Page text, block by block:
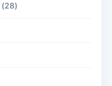
(28)